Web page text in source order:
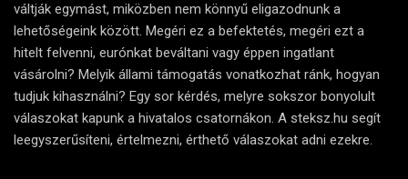
váltják egymást, miközben nem könnyű eligazodnunk a
lehetőségeink között. Megéri ez a befektetés, megéri ezt a
hitelt felvenni, eurónkat beváltani vagy éppen ingatlant
vásárolni? Melyik állami támogatás vonatkozhat ránk, hogyan
tudjuk kihasználni? Egy sor kérdés, melyre sokszor bonyolult
válaszokat kapunk a hivatalos csatornákon. A steksz.hu segít
leegyszerűsíteni, értelmezni, érthető válaszokat adni ezekre.